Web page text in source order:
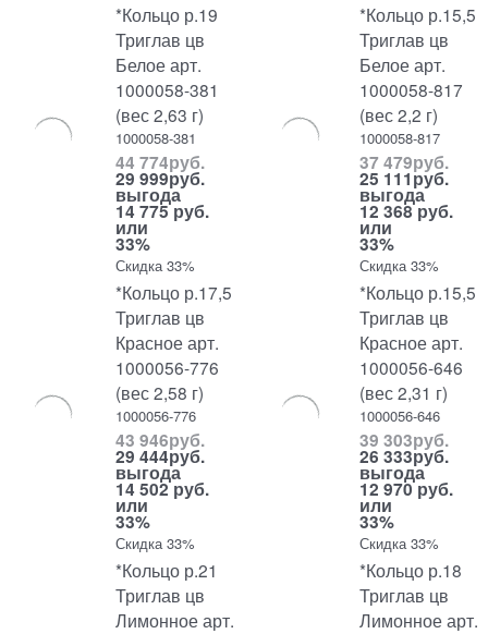
*Кольцо р.19
Триглав цв
Белое арт.
1000058-381
(вес 2,63 г)
1000058-381
44 774руб.
29 999руб.
выгода
14 775 руб.
или
33%
Скидка 33%
*Кольцо р.15,5
Триглав цв
Белое арт.
1000058-817
(вес 2,2 г)
1000058-817
37 479руб.
25 111руб.
выгода
12 368 руб.
или
33%
Скидка 33%
*Кольцо р.17,5
Триглав цв
Красное арт.
1000056-776
(вес 2,58 г)
1000056-776
43 946руб.
29 444руб.
выгода
14 502 руб.
или
33%
Скидка 33%
*Кольцо р.15,5
Триглав цв
Красное арт.
1000056-646
(вес 2,31 г)
1000056-646
39 303руб.
26 333руб.
выгода
12 970 руб.
или
33%
Скидка 33%
*Кольцо р.21
Триглав цв
Лимонное арт.
*Кольцо р.18
Триглав цв
Лимонное арт.